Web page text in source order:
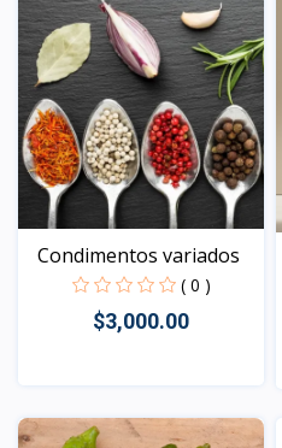
Condimentos variados
( 0 )
$3,000.00
Vista